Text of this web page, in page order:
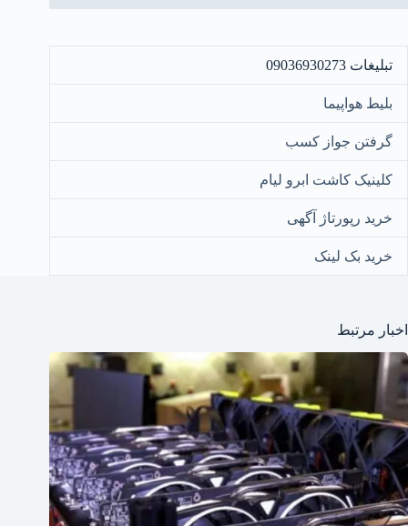
تبلیغات 09036930273
بلیط هواپیما
گرفتن جواز کسب
کلینیک کاشت ابرو لیام
خرید رپورتاژ آگهی
خرید بک لینک
اخبار مرتبط